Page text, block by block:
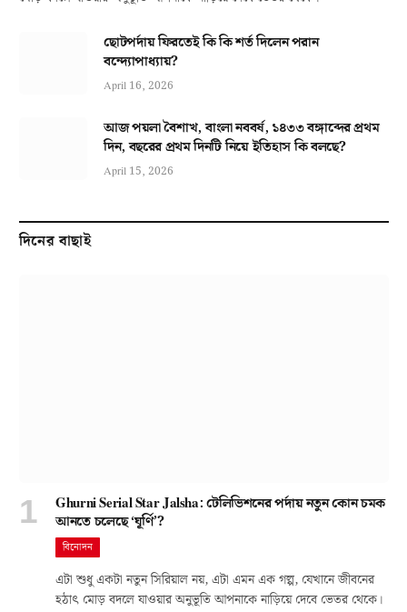
ছোটপর্দায় ফিরতেই কি কি শর্ত দিলেন পরান
বন্দ্যোপাধ্যায়?
April 16, 2026
আজ পয়লা বৈশাখ, বাংলা নববর্ষ, ১৪৩৩ বঙ্গাব্দের প্রথম
দিন, বছরের প্রথম দিনটি নিয়ে ইতিহাস কি বলছে?
April 15, 2026
দিনের বাছাই
Ghurni Serial Star Jalsha: টেলিভিশনের পর্দায় নতুন কোন চমক
আনতে চলেছে ‘ঘূর্ণি’?
বিনোদন
এটা শুধু একটা নতুন সিরিয়াল নয়, এটা এমন এক গল্প, যেখানে জীবনের
হঠাৎ মোড় বদলে যাওয়ার অনুভূতি আপনাকে নাড়িয়ে দেবে ভেতর থেকে।